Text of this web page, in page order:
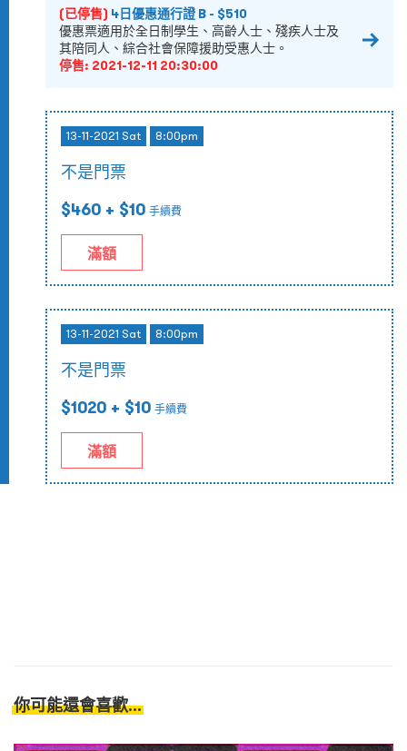
(已停售) 4日優惠通行證 B - $510
優惠票適用於全日制學生、高齡人士、殘疾人士及
其陪同人、綜合社會保障援助受惠人士。
停售: 2021-12-11 20:30:00
13-11-2021 Sat 8:00pm
不是門票
$460 + $10 手續費
滿額
13-11-2021 Sat 8:00pm
不是門票
$1020 + $10 手續費
滿額
你可能還會喜歡...